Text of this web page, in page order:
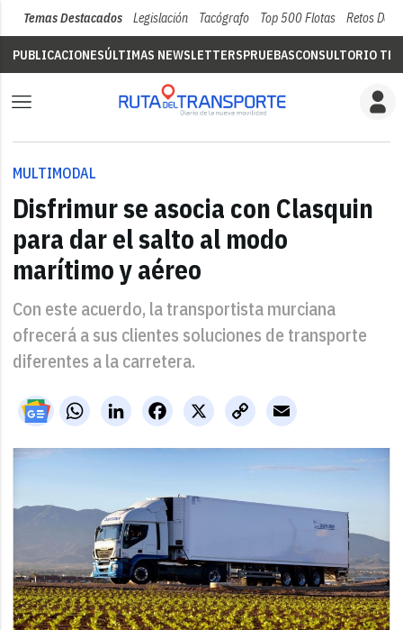
Temas Destacados Legislación Tacógrafo Top 500 Flotas Retos Del
PUBLICACIONESÚLTIMAS NEWSLETTERSPRUEBASCONSULTORIO
MULTIMODAL
Disfrimur se asocia con Clasquin
para dar el salto al modo
marítimo y aéreo
Con este acuerdo, la transportista murciana
ofrecerá a sus clientes soluciones de transporte
diferentes a la carretera.
WhatsAppLinkedIn X
Facebook
Copy
Link
Email